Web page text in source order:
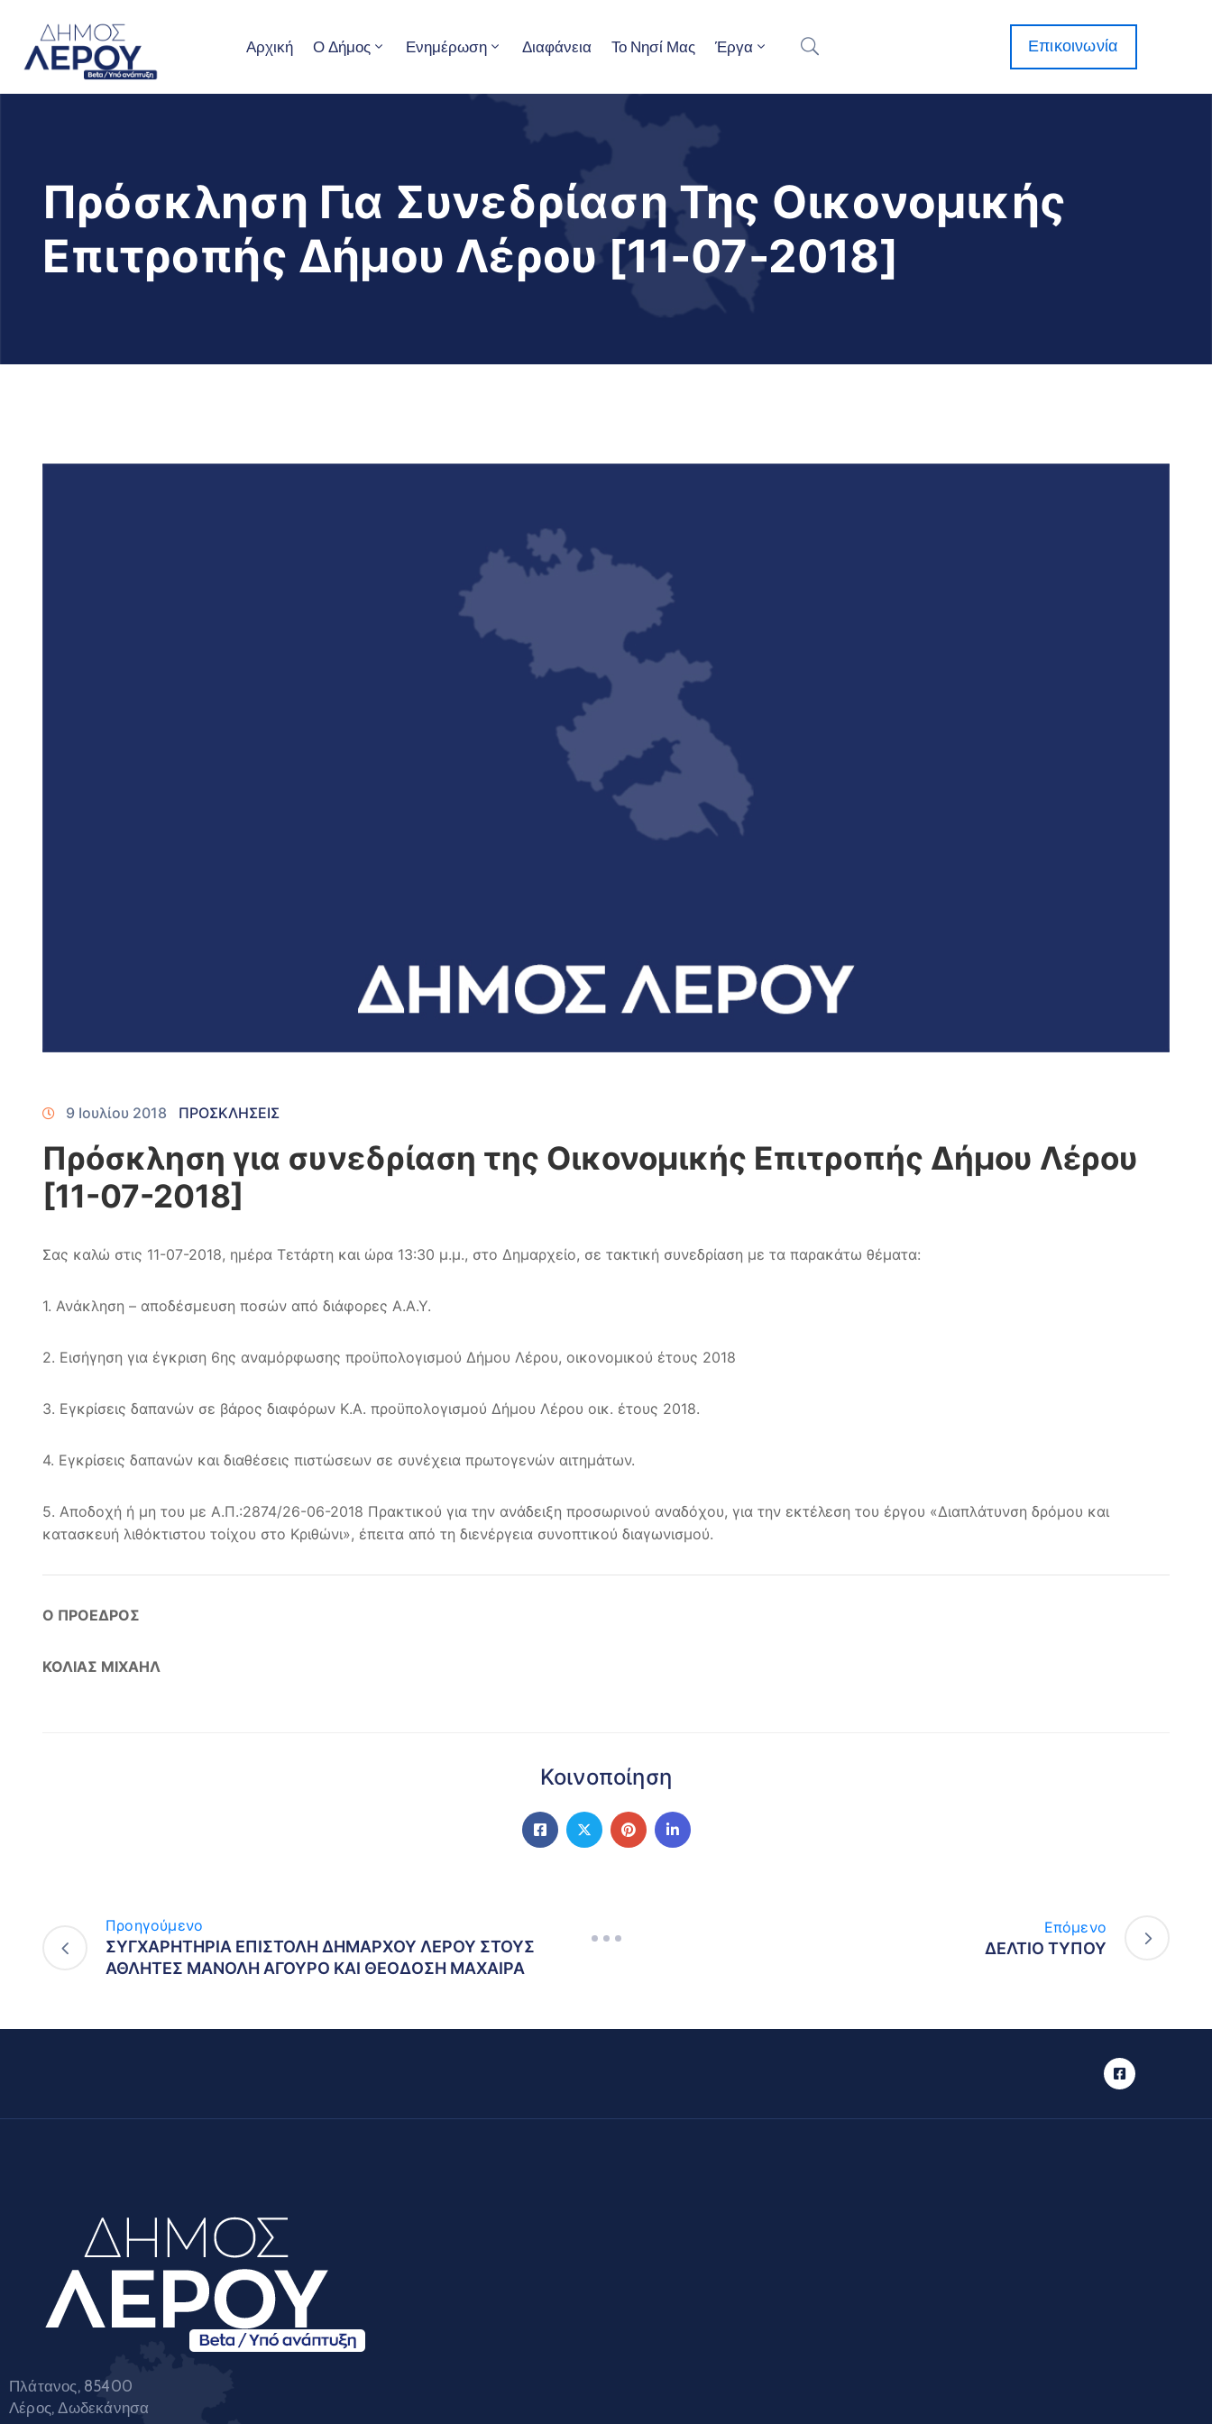
Αρχική Ο Δήμος Ενημέρωση Διαφάνεια Το Νησί Μας Έργα Επικοινωνία
Πρόσκληση Για Συνεδρίαση Της Οικονομικής
Επιτροπής Δήμου Λέρου [11-07-2018]
9 Ιουλίου 2018 ΠΡΟΣΚΛΗΣΕΙΣ
Πρόσκληση για συνεδρίαση της Οικονομικής Επιτροπής Δήμου Λέρου
[11-07-2018]
Σας καλώ στις 11-07-2018, ημέρα Τετάρτη και ώρα 13:30 μ.μ., στο Δημαρχείο, σε τακτική συνεδρίαση με τα παρακάτω θέματα:
1. Ανάκληση – αποδέσμευση ποσών από διάφορες Α.Α.Υ.
2. Εισήγηση για έγκριση 6ης αναμόρφωσης προϋπολογισμού Δήμου Λέρου, οικονομικού έτους 2018
3. Εγκρίσεις δαπανών σε βάρος διαφόρων Κ.Α. προϋπολογισμού Δήμου Λέρου οικ. έτους 2018.
4. Εγκρίσεις δαπανών και διαθέσεις πιστώσεων σε συνέχεια πρωτογενών αιτημάτων.
5. Αποδοχή ή μη του με Α.Π.:2874/26-06-2018 Πρακτικού για την ανάδειξη προσωρινού αναδόχου, για την εκτέλεση του έργου «Διαπλάτυνση δρόμου και
κατασκευή λιθόκτιστου τοίχου στο Κριθώνι», έπειτα από τη διενέργεια συνοπτικού διαγωνισμού.
Ο ΠΡΟΕΔΡΟΣ
ΚΟΛΙΑΣ ΜΙΧΑΗΛ
Κοινοποίηση
Προηγούμενο
ΣΥΓΧΑΡΗΤΗΡΙΑ ΕΠΙΣΤΟΛΗ ΔΗΜΑΡΧΟΥ ΛΕΡΟΥ ΣΤΟΥΣ
ΑΘΛΗΤΕΣ ΜΑΝΟΛΗ ΑΓΟΥΡΟ ΚΑΙ ΘΕΟΔΟΣΗ ΜΑΧΑΙΡΑ
Επόμενο
ΔΕΛΤΙΟ ΤΥΠΟΥ
Πλάτανος, 85400
Λέρος, Δωδεκάνησα